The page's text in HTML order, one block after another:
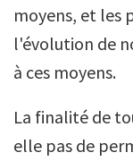
moyens, et les
l'évolution de
à ces moyens.
La finalité de
elle pas de